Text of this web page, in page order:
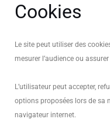
Cookies
Le site peut utiliser des
mesurer l’audience ou
L’utilisateur peut accepter,
options proposées lors de sa
navigateur internet.